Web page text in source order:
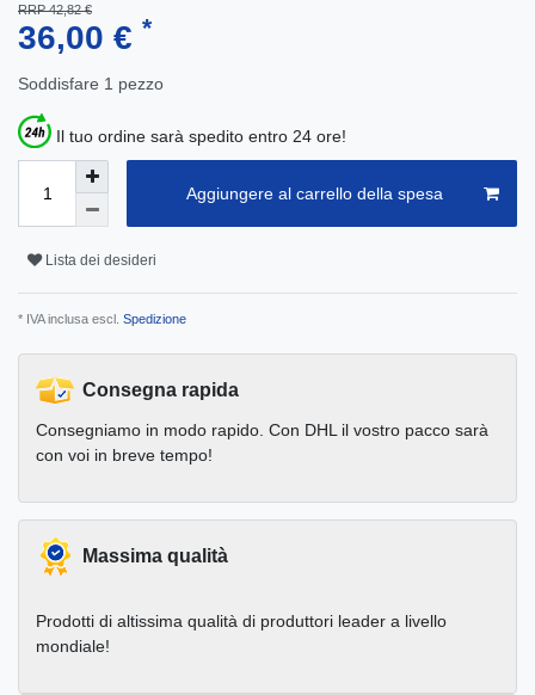
RRP 42,82 €
36,00 € *
Soddisfare 1 pezzo
Il tuo ordine sarà spedito entro 24 ore!
Aggiungere al carrello della spesa
Lista dei desideri
* IVA inclusa escl. Spedizione
Consegna rapida
Consegniamo in modo rapido. Con DHL il vostro pacco sarà
con voi in breve tempo!
Massima qualità
Prodotti di altissima qualità di produttori leader a livello
mondiale!